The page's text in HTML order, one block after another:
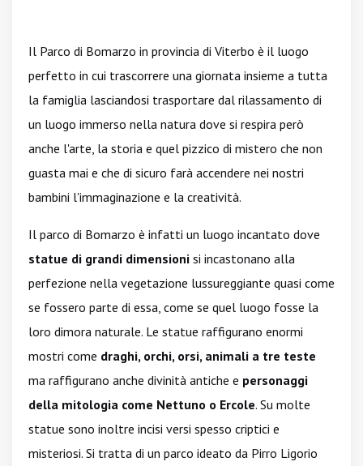
Il Parco di Bomarzo in provincia di Viterbo è il luogo
perfetto in cui trascorrere una giornata insieme a tutta
la famiglia lasciandosi trasportare dal rilassamento di
un luogo immerso nella natura dove si respira però
anche l'arte, la storia e quel pizzico di mistero che non
guasta mai e che di sicuro farà accendere nei nostri
bambini l'immaginazione e la creatività.
Il parco di Bomarzo è infatti un luogo incantato dove
statue di grandi dimensioni si incastonano alla
perfezione nella vegetazione lussureggiante quasi come
se fossero parte di essa, come se quel luogo fosse la
loro dimora naturale. Le statue raffigurano enormi
mostri come draghi, orchi, orsi, animali a tre teste
ma raffigurano anche divinità antiche e personaggi
della mitologia come Nettuno o Ercole. Su molte
statue sono inoltre incisi versi spesso criptici e
misteriosi. Si tratta di un parco ideato da Pirro Ligorio